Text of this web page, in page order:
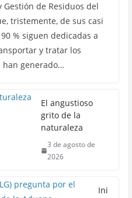
Gestión de Residuos del
tristemente, de sus casi
% siguen dedicadas a
y tratar los
han generado…
El angustioso
grito de la
naturaleza
3 de agosto de
2026
Ini